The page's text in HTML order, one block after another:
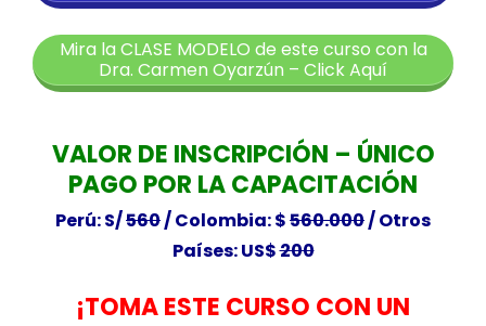
Mira la CLASE MODELO de este curso con la
Dra. Carmen Oyarzún – Click Aquí
VALOR DE INSCRIPCIÓN – ÚNICO
PAGO POR LA CAPACITACIÓN
Perú: S/560/Colombia: $560.000/Otros
Países: US$200
¡TOMA ESTE CURSO CON UN